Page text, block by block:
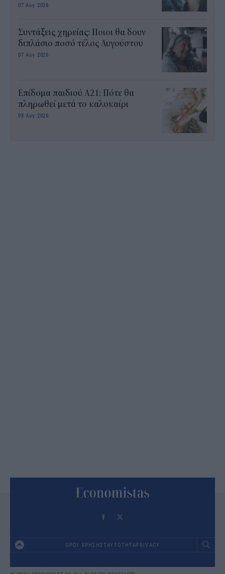
07 Αυγ 2026
Συντάξεις χηρείας: Ποιοι θα δουν
διπλάσιο ποσό τέλος Αυγούστου
07 Αυγ 2026
Επίδομα παιδιού Α21: Πότε θα
πληρωθεί μετά το καλοκαίρι
08 Αυγ 2026
ΟΡΟΙ ΧΡΗΣΗΣΤΑΥΤΟΤΗΤΑPRIVACY